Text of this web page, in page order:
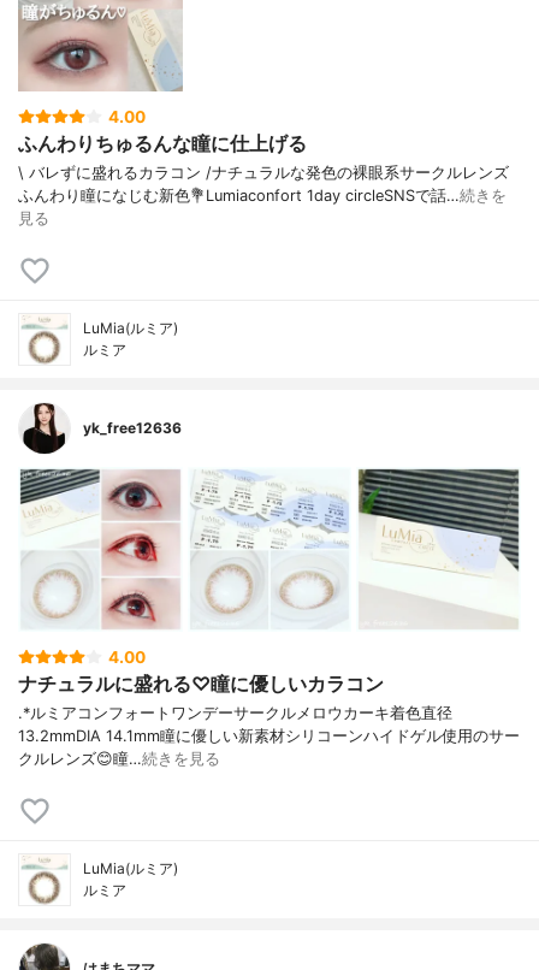
4.00
ふんわりちゅるんな瞳に仕上げる
\ バレずに盛れるカラコン /⁡ナチュラルな発色の裸眼系サークルレンズ
ふんわり瞳になじむ新色⁡⁡💐Lumiaconfort 1day circle⁡⁡SNSで話…続きを
見る
LuMia(ルミア)
ルミア
yk_free12636
4.00
ナチュラルに盛れる♡瞳に優しいカラコン
︎.*ルミアコンフォートワンデーサークル⁡メロウカーキ着色直径
13.2mmDIA 14.1mm⁡瞳に優しい新素材シリコーンハイドゲル使用のサー
クルレンズ😊⁡瞳…続きを見る
LuMia(ルミア)
ルミア